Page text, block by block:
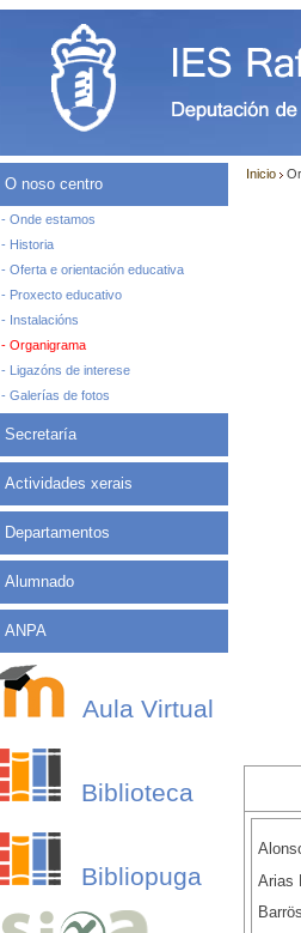
O noso centro
- Onde estamos
- Historia
- Oferta e orientación educativa
- Proxecto educativo
- Instalacións
- Organigrama
- Ligazóns de interese
- Galerías de fotos
Secretaría
Actividades xerais
Departamentos
Alumnado
ANPA
Aula Virtual
Biblioteca
Bibliopuga
Inicio
Arias